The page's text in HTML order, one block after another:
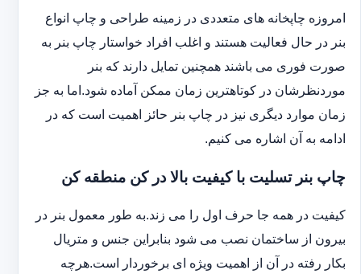
امروزه چاپخانه های متعددی در زمینه طراحی و چاپ انواع
بنر در حال فعالیت هستند و اغلب افراد خواستار چاپ بنر به
صورت فوری می باشند همچنین تمایل دارند که بنر
موردنظرشان در کوتاهترین زمان ممکن آماده شود.اما به جز
زمان موارد دیگری نیز در چاپ بنر حائز اهمیت است که در
ادامه به آن اشاره می کنیم.
چاپ بنر تسلیت با کیفیت بالا در کن منطقه کن
کیفیت در همه جا حرف اول را می زند.به طور معمول بنر در
بیرون از ساختمان نصب می شود بنابراین جنس و متریال
بکار رفته در آن از اهمیت ویژه ای برخوردار است.هرچه